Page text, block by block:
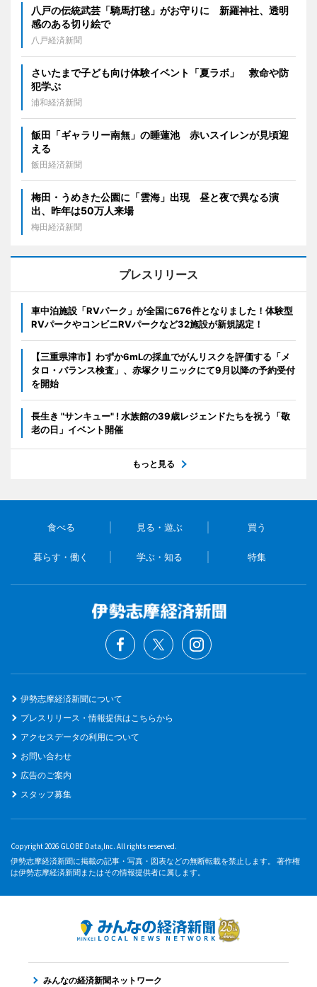
八戸の伝統武芸「騎馬打毬」がお守りに 新羅神社、透明
感のある切り絵で
八戸経済新聞
さいたまで子ども向け体験イベント「夏ラボ」 救命や防
犯学ぶ
浦和経済新聞
飯田「ギャラリー南無」の睡蓮池 赤いスイレンが見頃迎
える
飯田経済新聞
梅田・うめきた公園に「雲海」出現 昼と夜で異なる演
出、昨年は50万人来場
梅田経済新聞
プレスリリース
車中泊施設「RVパーク」が全国に676件となりました！体験型
RVパークやコンビニRVパークなど32施設が新規認定！
【三重県津市】わずか6mLの採血でがんリスクを評価する「メ
タロ・バランス検査」、赤塚クリニックにて9月以降の予約受付
を開始
長生き "サンキュー" ! 水族館の39歳レジェンドたちを祝う「敬
老の日」イベント開催
もっと見る
食べる 見る・遊ぶ 買う
暮らす・働く 学ぶ・知る 特集
伊勢志摩経済新聞について
プレスリリース・情報提供はこちらから
アクセスデータの利用について
お問い合わせ
広告のご案内
スタッフ募集
Copyright 2026 GLOBE Data,Inc. All rights reserved.
伊勢志摩経済新聞に掲載の記事・写真・図表などの無断転載を禁止します。 著作権
は伊勢志摩経済新聞またはその情報提供者に属します。
みんなの経済新聞ネットワーク